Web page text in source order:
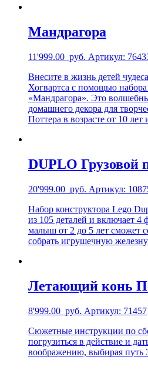
Мандрагора
11'999.00 руб. Артикул:
Внесите в жизнь детей
Хогвартса с помощью
«Мандрагора». Это
домашнего декора для
Поттера в возрасте от 10 лет
DUPLO Грузовой
20'999.00 руб. Артикул:
Набор конструктора Lego
из 105 деталей и включает
малыш от 2 до 5 лет сможет
собрать игрушечную
Летающий конь
8'999.00 руб. Артикул: 71457
Сюжетные инструкции по
погрузиться в действие и
воображению, выбирая путь